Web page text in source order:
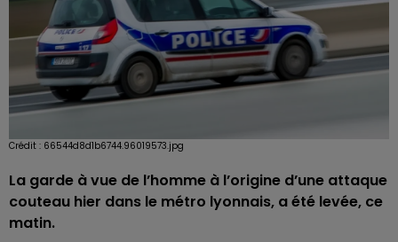
Crédit : 66544d8d1b6744.96019573.jpg
La garde à vue de l’homme à l’origine d’une attaque
couteau hier dans le métro lyonnais, a été levée, ce
matin.